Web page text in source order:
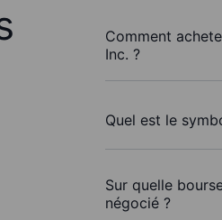
Comment
Inc. ?
Quel est le
Sur quelle
négocié ?